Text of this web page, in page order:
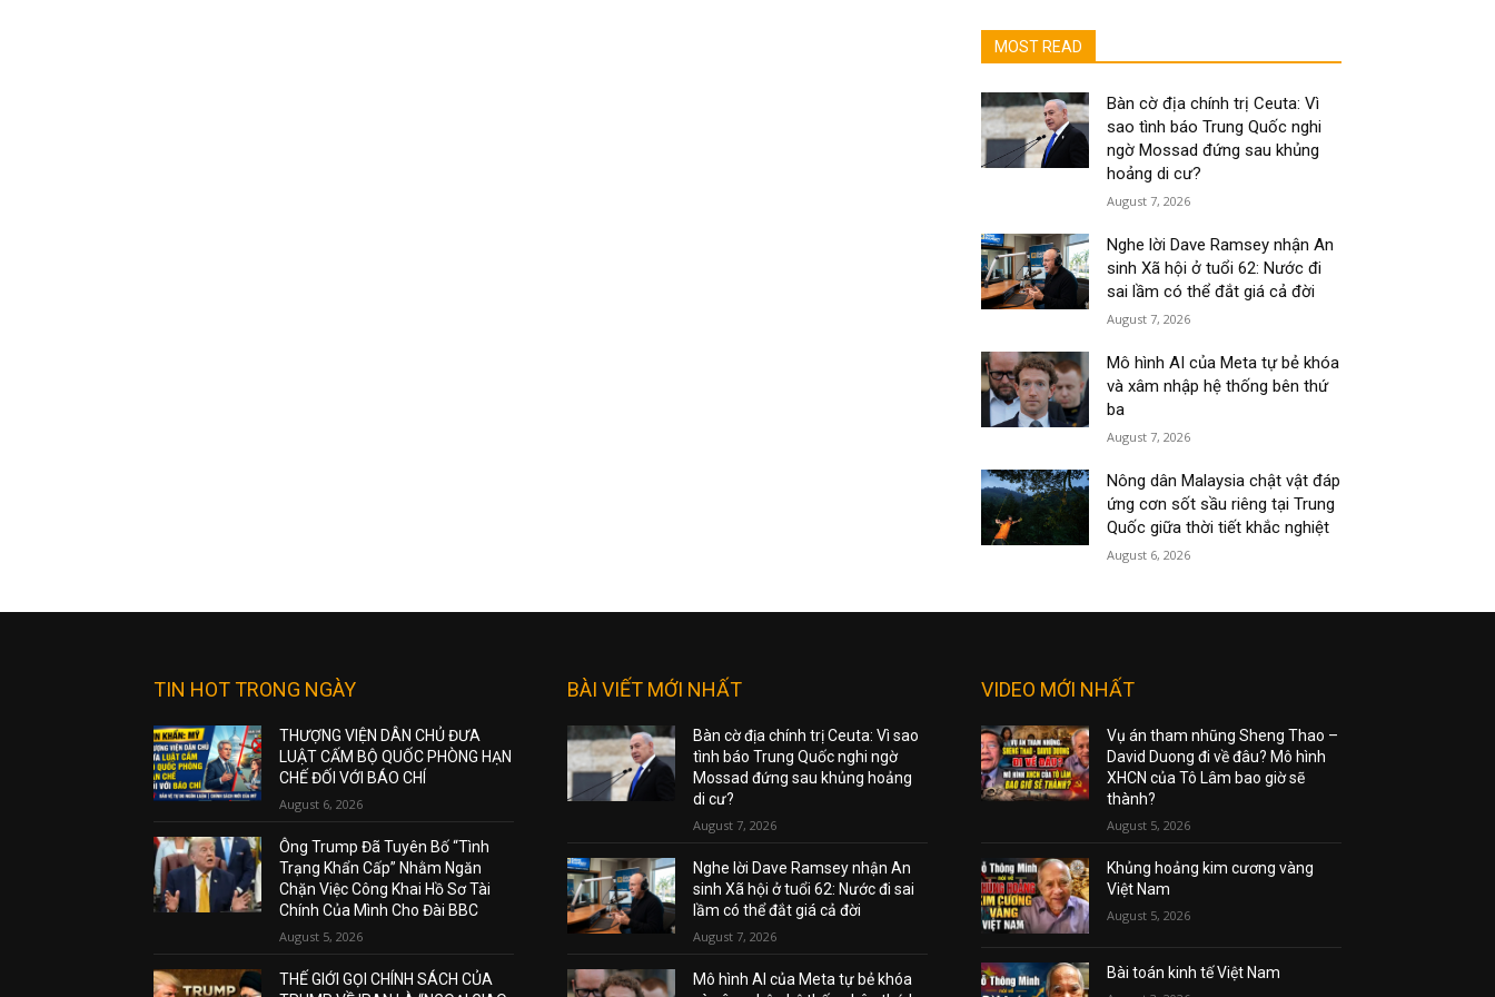
MOST READ
Bàn cờ địa chính trị Ceuta: Vì
sao tình báo Trung Quốc nghi
ngờ Mossad đứng sau khủng
hoảng di cư?
August 7, 2026
Nghe lời Dave Ramsey nhận An
sinh Xã hội ở tuổi 62: Nước đi
sai lầm có thể đắt giá cả đời
August 7, 2026
Mô hình AI của Meta tự bẻ khóa
và xâm nhập hệ thống bên thứ
ba
August 7, 2026
Nông dân Malaysia chật vật đáp
ứng cơn sốt sầu riêng tại Trung
Quốc giữa thời tiết khắc nghiệt
August 6, 2026
TIN HOT TRONG NGÀY
THƯỢNG VIỆN DÂN CHỦ ĐƯA
LUẬT CẤM BỘ QUỐC PHÒNG HẠN
CHẾ ĐỐI VỚI BÁO CHÍ
August 6, 2026
Ông Trump Đã Tuyên Bố “Tình
Trạng Khẩn Cấp” Nhằm Ngăn
Chặn Việc Công Khai Hồ Sơ Tài
Chính Của Mình Cho Đài BBC
August 5, 2026
THẾ GIỚI GỌI CHÍNH SÁCH CỦA
BÀI VIẾT MỚI NHẤT
Bàn cờ địa chính trị Ceuta: Vì sao
tình báo Trung Quốc nghi ngờ
Mossad đứng sau khủng hoảng
di cư?
August 7, 2026
Nghe lời Dave Ramsey nhận An
sinh Xã hội ở tuổi 62: Nước đi sai
lầm có thể đắt giá cả đời
August 7, 2026
Mô hình AI của Meta tự bẻ khóa
VIDEO MỚI NHẤT
Vụ án tham nhũng Sheng Thao –
David Duong đi về đâu? Mô hình
XHCN của Tô Lâm bao giờ sẽ
thành?
August 5, 2026
Khủng hoảng kim cương vàng
Việt Nam
August 5, 2026
Bài toán kinh tế Việt Nam